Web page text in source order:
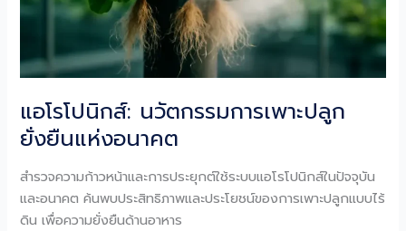
แอโรโปนิกส์: นวัตกรรมการเพาะปลูก
ยั่งยืนแห่งอนาคต
สำรวจความก้าวหน้าและการประยุกต์ใช้ระบบแอโรโปนิกส์ในปัจจุบัน
และอนาคต ค้นพบประสิทธิภาพและประโยชน์ของการเพาะปลูกแบบไร้
ดิน เพื่อความยั่งยืนด้านอาหาร